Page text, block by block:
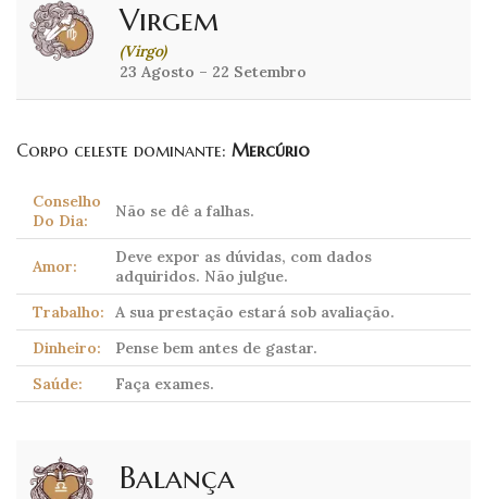
Virgem
(Virgo)
23 Agosto – 22 Setembro
Corpo celeste dominante: Mercúrio
Conselho
Do Dia:
Não se dê a falhas.
Amor:
Deve expor as dúvidas, com dados
adquiridos. Não julgue.
Trabalho:
A sua prestação estará sob avaliação.
Dinheiro:
Pense bem antes de gastar.
Saúde:
Faça exames.
Balança